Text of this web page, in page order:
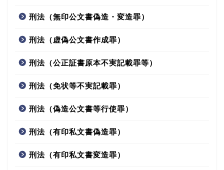
刑法（無印公文書偽造・変造罪）
刑法（虚偽公文書作成罪）
刑法（公正証書原本不実記載罪等）
刑法（免状等不実記載罪）
刑法（偽造公文書等行使罪）
刑法（有印私文書偽造罪）
刑法（有印私文書変造罪）